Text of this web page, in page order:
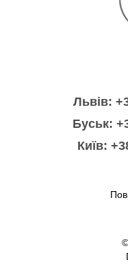
Львів:
Буськ:
Київ: